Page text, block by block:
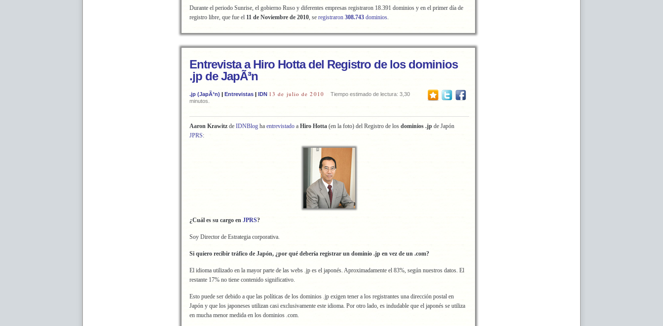
Durante el periodo Sunrise, el gobierno Ruso y diferentes empresas registraron 18.391 dominios y en el primer día de
registro libre, que fue el 11 de Noviembre de 2010, se registraron 308.743 dominios.
Entrevista a Hiro Hotta del Registro de los dominios
.jp de JapÃ³n
.jp (JapÃ³n) | Entrevistas | IDN 13 de julio de 2010
Tiempo estimado de lectura: 3,30
minutos.
Aaron Krawitz de IDNBlog ha entrevistado a Hiro Hotta (en la foto) del Registro de los dominios .jp de Japón
JPRS:
¿Cuál es su cargo en JPRS?
Soy Director de Estrategia corporativa.
Si quiero recibir tráfico de Japón, ¿por qué debería registrar un dominio .jp en vez de un .com?
El idioma utilizado en la mayor parte de las webs .jp es el japonés. Aproximadamente el 83%, según nuestros datos. El
restante 17% no tiene contenido significativo.
Esto puede ser debido a que las políticas de los dominios .jp exigen tener a los registrantes una dirección postal en
Japón y que los japoneses utilizan casi exclusivamente este idioma. Por otro lado, es indudable que el japonés se utiliza
en mucha menor medida en los dominios .com.